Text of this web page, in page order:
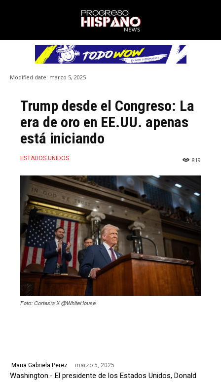
Modified date: marzo 5, 2025
Trump desde el Congreso: La
era de oro en EE.UU. apenas
está iniciando
ESTADOS UNIDOS 819
Foto: Cortesía X @WhiteHouse
Maria Gabriela Perez marzo 5, 2025
Washington.- El presidente de los Estados Unidos, Donald